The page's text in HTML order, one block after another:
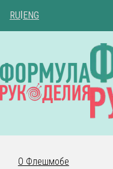
RU ENG
О Флешмобе